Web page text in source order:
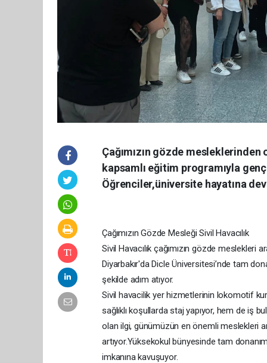
Çağımızın gözde
kapsamlı eğitim programıyla
Öğrenciler,üniversite hayatına
Çağımızın Gözde Mesleği Sivil Havacılık
Sivil Havacılık çağımızın gözde meslekleri
Diyarbakır'da Dicle Üniversitesi’nde tam
şekilde adım atıyor.
Sivil havacilik yer hizmetlerinin lokomotif
sağlıklı koşullarda staj yapıyor, hem de iş
olan ilgi, günümüzün en önemli meslekleri
artıyor.Yüksekokul bünyesinde tam
imkanına kavuşuyor.